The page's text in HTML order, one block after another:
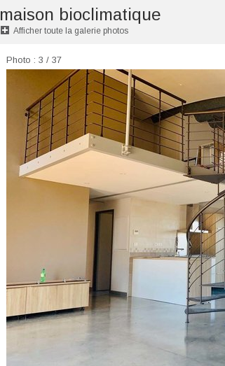
maison bioclimatique
Afficher toute la galerie photos
Photo : 3 / 37